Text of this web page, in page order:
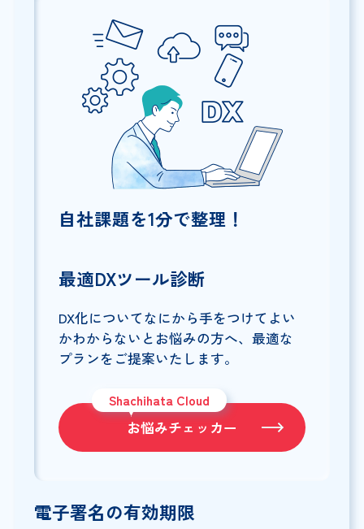
自社課題を1分で整理！
最適DXツール診断
DX化についてなにから手をつけてよい
かわからないとお悩みの方へ、最適な
プランをご提案いたします。
Shachihata Cloud
お悩みチェッカー
電子署名の有効期限